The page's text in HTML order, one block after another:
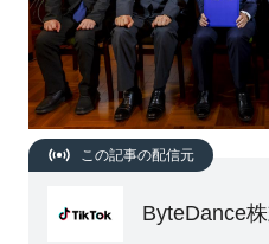
この記事の配信元
ByteDance